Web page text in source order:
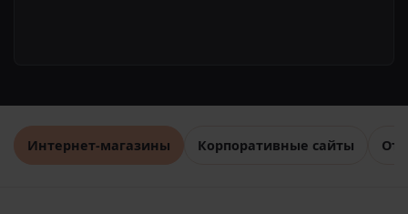
Интернет-магазины Корпоративные сайты